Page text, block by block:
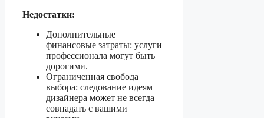
Недостатки:
Дополнительные
финансовые затраты: услуги
профессионала могут быть
дорогими.
Ограниченная свобода
выбора: следование идеям
дизайнера может не всегда
совпадать с вашими